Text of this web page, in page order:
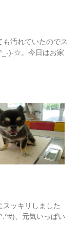
汚れていたのでス
)-☆。今日はお家
ッキリしました
、元気いっぱい